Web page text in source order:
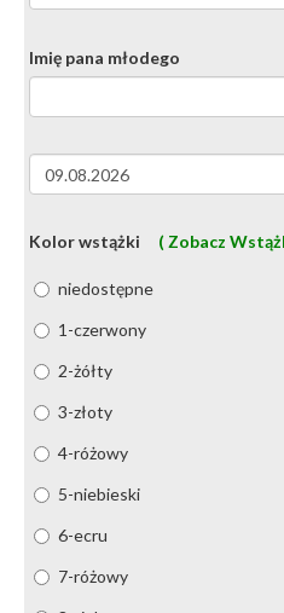
Imię pana młodego
Kolor wstążki ( Zobacz
niedostępne
1-czerwony
2-żółty
3-złoty
4-różowy
5-niebieski
6-ecru
7-różowy